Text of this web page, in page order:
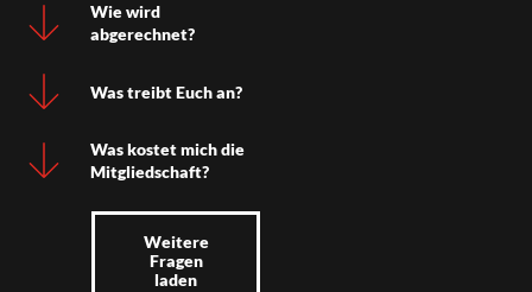
Wie wird
abgerechnet?
Was treibt Euch an?
Was kostet mich die
Mitgliedschaft?
Weitere
Fragen
laden